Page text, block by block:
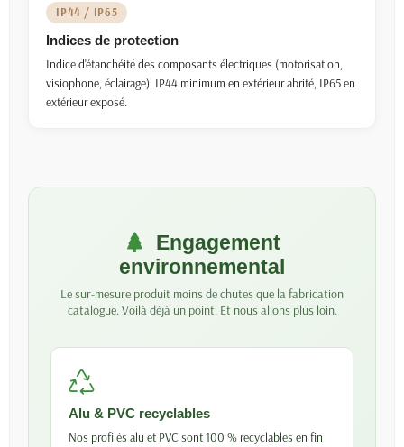
IP44 / IP65
Indices de protection
Indice d'étanchéité des composants électriques (motorisation,
visiophone, éclairage). IP44 minimum en extérieur abrité, IP65 en
extérieur exposé.
Engagement
environnemental
Le sur-mesure produit moins de chutes que la fabrication
catalogue. Voilà déjà un point. Et nous allons plus loin.
Alu & PVC recyclables
Nos profilés alu et PVC sont 100 % recyclables en fin